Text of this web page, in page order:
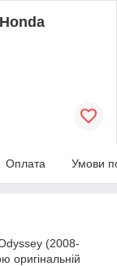
Оплата Умови
(2008-
оригінальній